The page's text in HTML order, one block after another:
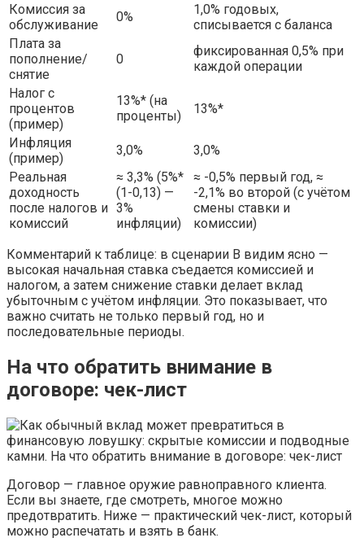
Комиссия за
обслуживание
0%
1,0% годовых,
списывается с баланса
Плата за
пополнение/
снятие
0
фиксированная 0,5% при
каждой операции
Налог с
процентов
(пример)
13%* (на
проценты)
13%*
Инфляция
(пример)
3,0%
3,0%
Реальная
доходность
после налогов и
комиссий
≈ 3,3% (5%*
(1-0,13) —
3%
инфляции)
≈ -0,5% первый год, ≈
-2,1% во второй (с учётом
смены ставки и
комиссии)
Комментарий к таблице: в сценарии B видим ясно —
высокая начальная ставка съедается комиссией и
налогом, а затем снижение ставки делает вклад
убыточным с учётом инфляции. Это показывает, что
важно считать не только первый год, но и
последовательные периоды.
На что обратить внимание в
договоре: чек-лист
Договор — главное оружие равноправного клиента.
Если вы знаете, где смотреть, многое можно
предотвратить. Ниже — практический чек-лист, который
можно распечатать и взять в банк.